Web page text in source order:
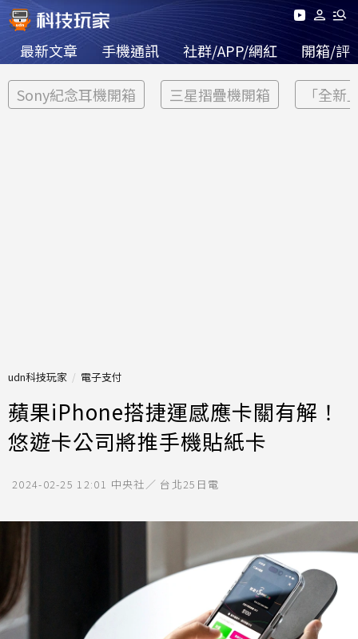
最新文章 手機通訊 社群/APP/網紅 開箱/評
Sony紀念耳機開箱 三星摺疊機開箱 「全新
udn科技玩家 電子支付
蘋果iPhone搭捷運感應卡關有解！
悠遊卡公司將推手機貼紙卡
2024-02-25 12:01 中央社／ 台北25日電